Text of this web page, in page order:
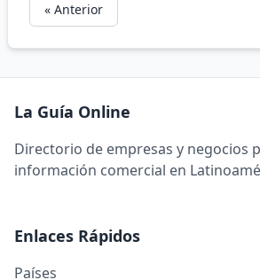
« Anterior
La Guía Online
Directorio de empresas y negocios
información comercial en
Enlaces Rápidos
Países